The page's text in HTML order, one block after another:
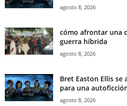
agosto 8, 2026
cómo afrontar una
guerra híbrida
agosto 8, 2026
Bret Easton Ellis se
para una
agosto 8, 2026